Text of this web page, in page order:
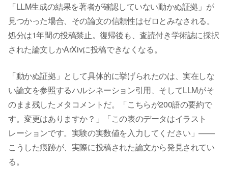
「LLM生成の結果を著者が確認していない動かぬ証拠」が
見つかった場合、その論文の信頼性はゼロとみなされる。
処分は1年間の投稿禁止。復帰後も、査読付き学術誌に採択
された論文しかArXivに投稿できなくなる。
「動かぬ証拠」として具体的に挙げられたのは、実在しな
い論文を参照するハルシネーション引用、そしてLLMがそ
のまま残したメタコメントだ。「こちらが200語の要約で
す。変更はありますか？」「この表のデータはイラスト
レーションです。実験の実数値を入力してください」——
こうした痕跡が、実際に投稿された論文から発見されてい
る。